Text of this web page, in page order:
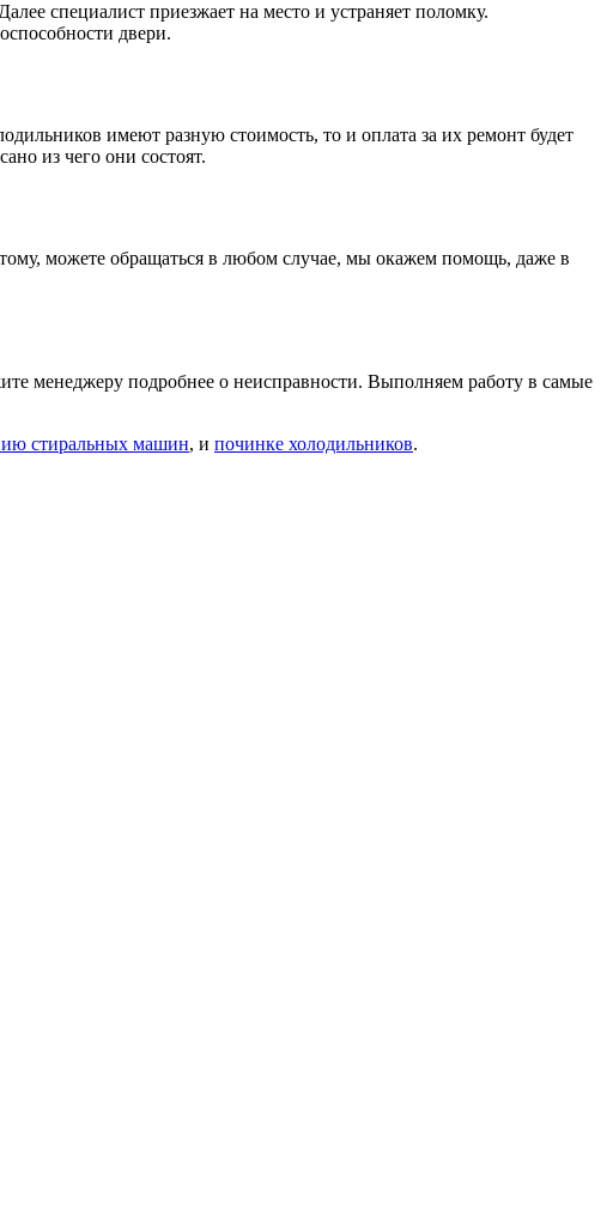
специалист приезжает на место и устраняет поломку.
двери.
имеют разную стоимость, то и оплата за их ремонт будет
из чего они состоят.
можете обращаться в любом случае, мы окажем помощь, даже в
менеджеру подробнее о неисправности. Выполняем работу в самые
стиральных машин, и починке холодильников.